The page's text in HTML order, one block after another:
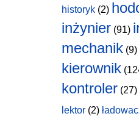
historyk (2)
inżynier (91)
mechanik (9)
kierownik
kontroler (27)
lektor (2)